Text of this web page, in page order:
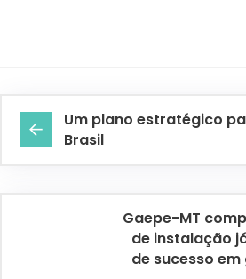
Um plano estratégico
Brasil
Gaepe-MT
de instalação
de sucesso